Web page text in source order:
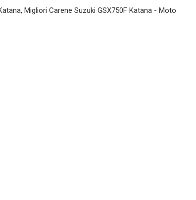
Migliori Carene Suzuki GSX750F Katana - Moto